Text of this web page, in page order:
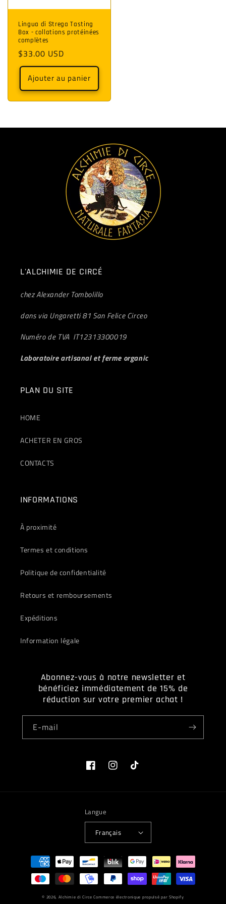
Lingua di Strega Tasting
Box - collations protéinées
complètes
Prix
habituel
$33.00 USD
Ajouter au panier
L'ALCHIMIE DE CIRCÉ
chez Alexander Tombolillo
dans via Ungaretti 81 San Felice Circeo
Numéro de TVA IT12313300019
Laboratoire artisanal et ferme organic
PLAN DU SITE
HOME
ACHETER EN GROS
CONTACTS
INFORMATIONS
À proximité
Termes et conditions
Politique de confidentialité
Retours et remboursements
Expéditions
Information légale
Abonnez-vous à notre newsletter et
bénéficiez immédiatement de 15% de
réduction sur votre premier achat !
E-mail
FacebookInstagramTikTok
Langue
Français
Moyens
paiement
© 2026, Alchimie di Circe Commerce électronique propulsé par Shopify